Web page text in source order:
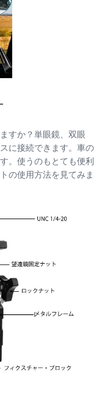
すか？単眼鏡、双眼
に接続できます。車の
。使うのもとても便利
の使用方法を見てみま